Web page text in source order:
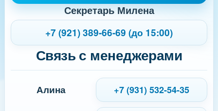
Секретарь Милена
+7 (921) 389-66-69 (до 15:00)
Связь с менеджерами
Алина +7 (931) 532-54-35